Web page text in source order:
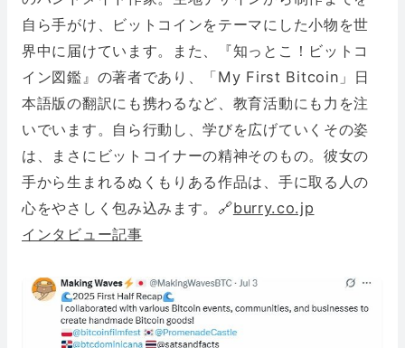
自ら手がけ、ビットコインをテーマにした小物を世
界中に届けています。また、『知っとこ！ビットコ
イン図鑑』の著者であり、「My First Bitcoin」日
本語版の翻訳にも携わるなど、教育活動にも力を注
いでいます。自ら行動し、学びを広げていくその姿
は、まさにビットコイナーの精神そのもの。彼女の
手から生まれるぬくもりある作品は、手に取る人の
心をやさしく包み込みます。🔗burry.co.jp
インタビュー記事